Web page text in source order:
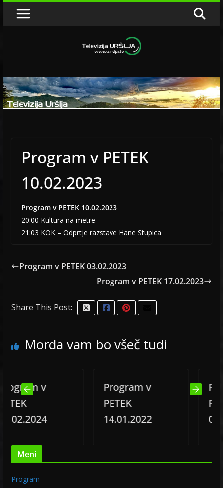
Skip
Program v PETEK
10.02.2023
Program v PETEK 10.02.2023
20:00 Kultura na metre
21:03 KOK – Odprtje razstave Hane Stupica
Program v PETEK 03.02.2023
Program v PETEK 17.02.2023
Share This Post:
Morda vam bo všeč tudi
v
Program v
PETEK
14.01.2022
PETEK
Meni
Program